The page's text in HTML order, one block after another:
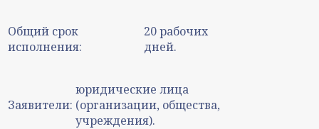
Общий срок
исполнения:
20 рабочих
дней.
Заявители:
юридические лица
(организации, общества,
учреждения).